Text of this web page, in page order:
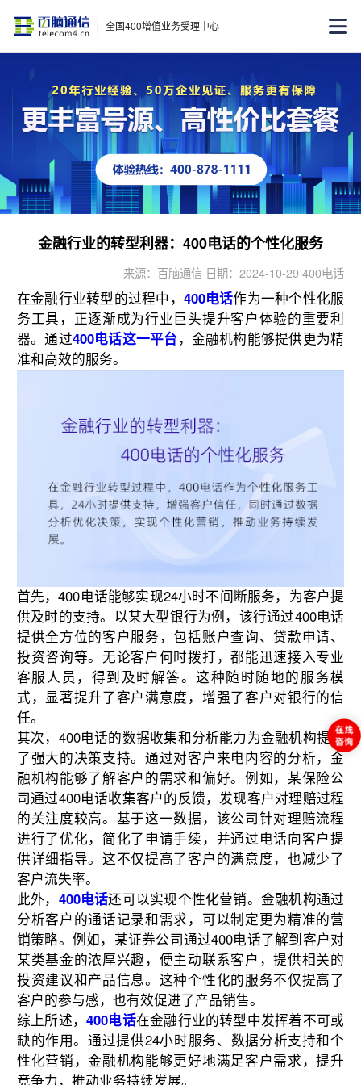
全国400增值业务受理中心
金融行业的转型利器：400电话的个性化服务
来源：百脑通信 日期：2024-10-29 400电话
在金融行业转型的过程中， 400电话作为一种个性化服
务工具，正逐渐成为行业巨头提升客户体验的重要利
器。通过400电话这一平台 ，金融机构能够提供更为精
准和高效的服务。
首先，400电话能够实现24小时不间断服务，为客户提
供及时的支持。以某大型银行为例，该行通过400电话
提供全方位的客户服务，包括账户查询、贷款申请、
投资咨询等。无论客户何时拨打，都能迅速接入专业
客服人员，得到及时解答。这种随时随地的服务模
式，显著提升了客户满意度，增强了客户对银行的信
任。
其次，400电话的数据收集和分析能力为金融机构提供
了强大的决策支持。通过对客户来电内容的分析，金
融机构能够了解客户的需求和偏好。例如，某保险公
司通过400电话收集客户的反馈，发现客户对理赔过程
的关注度较高。基于这一数据，该公司针对理赔流程
进行了优化，简化了申请手续，并通过电话向客户提
供详细指导。这不仅提高了客户的满意度，也减少了
客户流失率。
此外， 400电话还可以实现个性化营销。金融机构通过
分析客户的通话记录和需求，可以制定更为精准的营
销策略。例如，某证券公司通过400电话了解到客户对
某类基金的浓厚兴趣，便主动联系客户，提供相关的
投资建议和产品信息。这种个性化的服务不仅提高了
客户的参与感，也有效促进了产品销售。
综上所述，400电话在金融行业的转型中发挥着不可或
缺的作用。通过提供24小时服务、数据分析支持和个
性化营销，金融机构能够更好地满足客户需求，提升
竞争力，推动业务持续发展。